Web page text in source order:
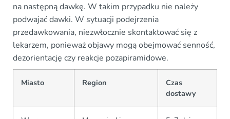
na następną dawkę. W takim przypadku nie należy
podwajać dawki. W sytuacji podejrzenia
przedawkowania, niezwłocznie skontaktować się z
lekarzem, ponieważ objawy mogą obejmować senność,
dezorientację czy reakcje pozapiramidowe.
Miasto Region
Czas
dostawy